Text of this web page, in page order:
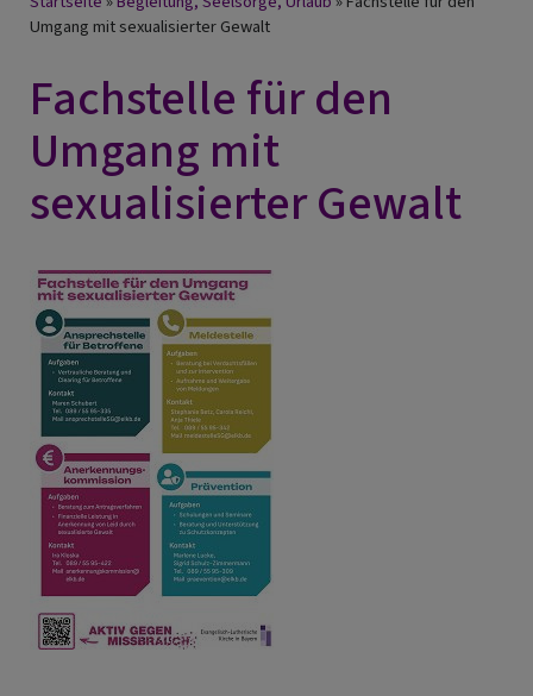
Umgang mit sexualisierter Gewalt
Fachstelle für den
Umgang mit
sexualisierter Gewalt